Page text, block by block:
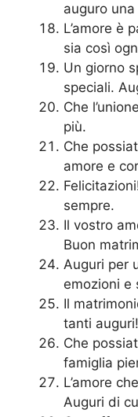
auguro
L’amore è
sia così
Un giorno
speciali.
Che
più.
Che
amore e
sempre.
Il vostro
Buon
Auguri per
emozioni e
Il
tanti auguri!
Che
famiglia
L’amore
Auguri di